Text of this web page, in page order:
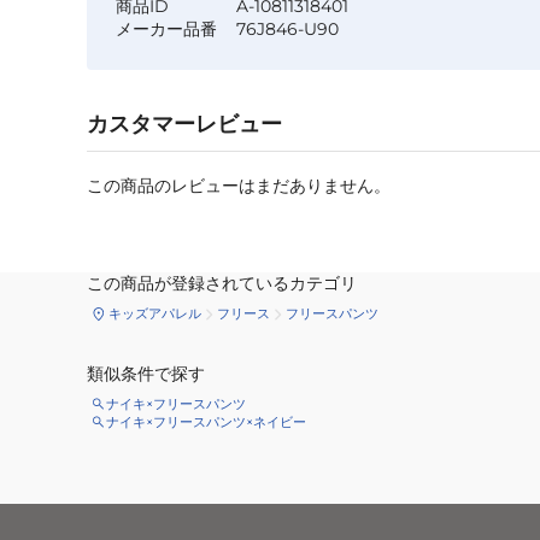
商品ID
A-10811318401
メーカー品番
76J846-U90
カスタマーレビュー
この商品のレビューはまだありません。
この商品が登録されているカテゴリ
キッズアパレル フリース フリースパンツ
類似条件で探す
ナイキ×フリースパンツ
ナイキ×フリースパンツ×ネイビー